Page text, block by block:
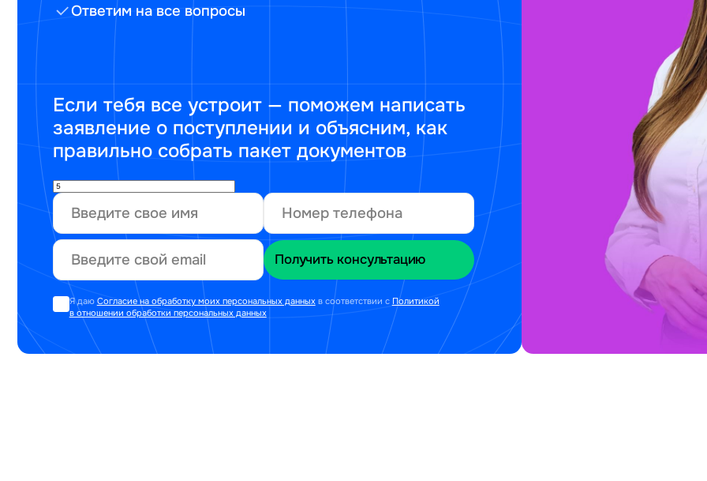
Ответим на все вопросы
Если тебя все устроит — поможем написать
заявление о поступлении и объясним, как
правильно собрать пакет документов
Я даю Согласие на обработку моих персональных данныхв соответствии с Политикой
в отношении обработки персональных данных